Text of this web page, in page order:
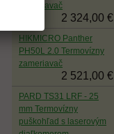
zameriavač
2 324,00 €
HIKMICRO Panther
PH50L 2.0 Termovízny
zameriavač
2 521,00 €
PARD TS31 LRF - 25
mm Termovízny
puškohľad s laserovým